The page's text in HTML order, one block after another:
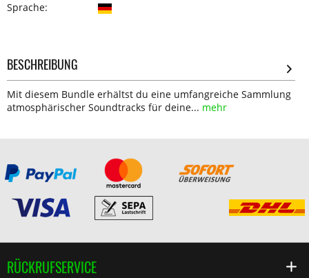
Sprache:
BESCHREIBUNG
Mit diesem Bundle erhältst du eine umfangreiche Sammlung
atmosphärischer Soundtracks für deine... mehr
RÜCKRUFSERVICE